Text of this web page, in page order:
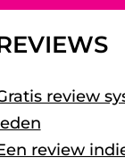
review
review